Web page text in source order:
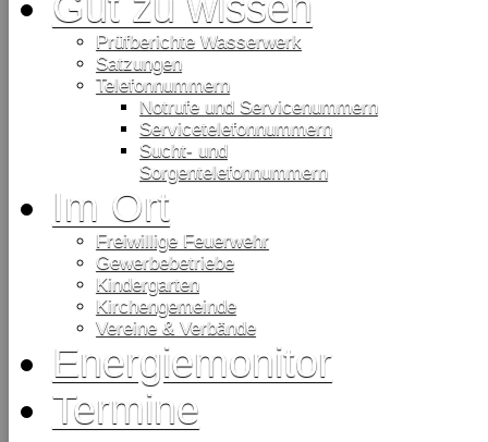
Prüfberichte Wasserwerk
Satzungen
Telefonnummern
Notrufe und Servicenummern
Servicetelefonnummern
Sucht- und
Sorgentelefonnummern
Im Ort
Freiwillige Feuerwehr
Gewerbebetriebe
Kindergarten
Kirchengemeinde
Vereine & Verbände
Energiemonitor
Termine